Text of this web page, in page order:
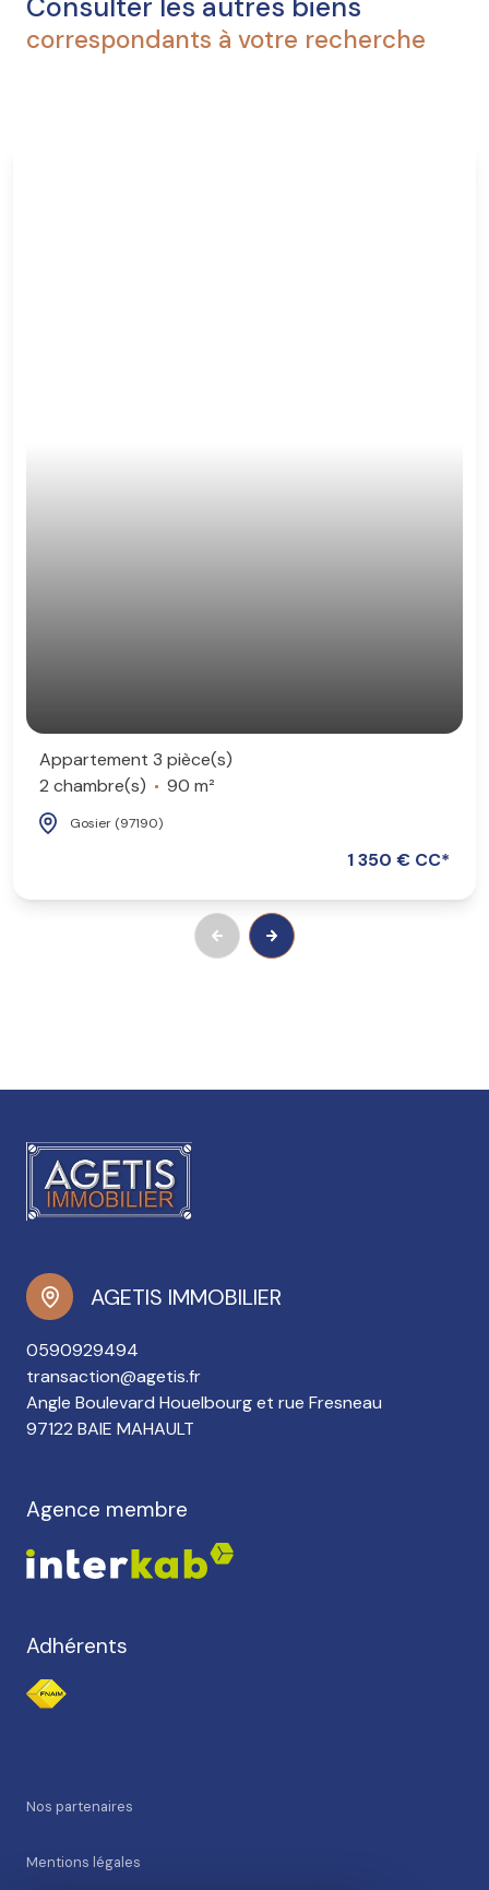
correspondants à votre recherche
Appartement 3 pièce(s)
2 chambre(s)
90 m²
Gosier (97190)
1 350 € CC*
AGETIS IMMOBILIER
0590929494
transaction@agetis.fr
Angle Boulevard Houelbourg et rue Fresneau
97122 BAIE MAHAULT
Agence membre
Adhérents
nos partenaires
mentions légales